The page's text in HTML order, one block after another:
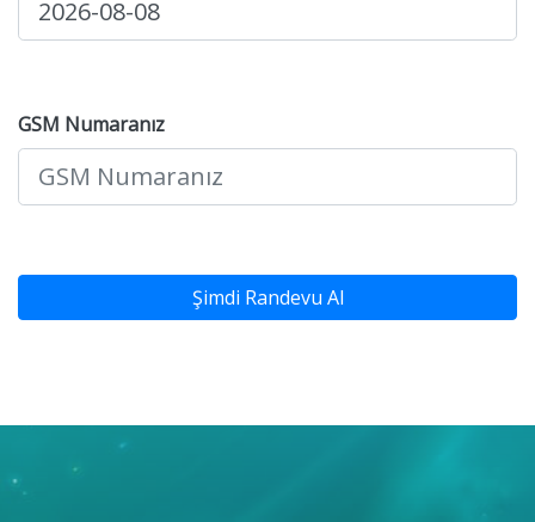
GSM Numaranız
Şimdi Randevu Al